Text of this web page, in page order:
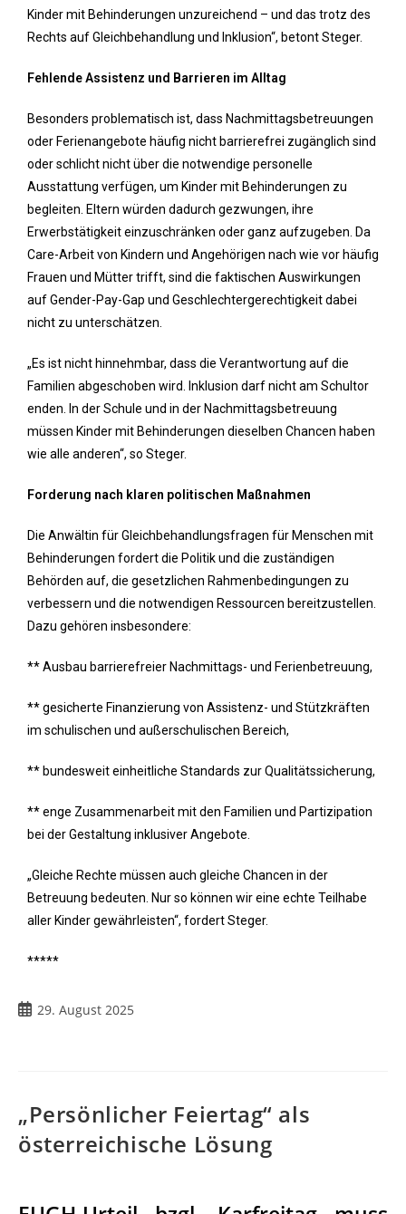
Kinder mit Behinderungen unzureichend – und das trotz des
Rechts auf Gleichbehandlung und Inklusion“, betont Steger.
Fehlende Assistenz und Barrieren im Alltag
Besonders problematisch ist, dass Nachmittagsbetreuungen
oder Ferienangebote häufig nicht barrierefrei zugänglich sind
oder schlicht nicht über die notwendige personelle
Ausstattung verfügen, um Kinder mit Behinderungen zu
begleiten. Eltern würden dadurch gezwungen, ihre
Erwerbstätigkeit einzuschränken oder ganz aufzugeben. Da
Care-Arbeit von Kindern und Angehörigen nach wie vor häufig
Frauen und Mütter trifft, sind die faktischen Auswirkungen
auf Gender-Pay-Gap und Geschlechtergerechtigkeit dabei
nicht zu unterschätzen.
„Es ist nicht hinnehmbar, dass die Verantwortung auf die
Familien abgeschoben wird. Inklusion darf nicht am Schultor
enden. In der Schule und in der Nachmittagsbetreuung
müssen Kinder mit Behinderungen dieselben Chancen haben
wie alle anderen“, so Steger.
Forderung nach klaren politischen Maßnahmen
Die Anwältin für Gleichbehandlungsfragen für Menschen mit
Behinderungen fordert die Politik und die zuständigen
Behörden auf, die gesetzlichen Rahmenbedingungen zu
verbessern und die notwendigen Ressourcen bereitzustellen.
Dazu gehören insbesondere:
** Ausbau barrierefreier Nachmittags- und Ferienbetreuung,
** gesicherte Finanzierung von Assistenz- und Stützkräften
im schulischen und außerschulischen Bereich,
** bundesweit einheitliche Standards zur Qualitätssicherung,
** enge Zusammenarbeit mit den Familien und Partizipation
bei der Gestaltung inklusiver Angebote.
„Gleiche Rechte müssen auch gleiche Chancen in der
Betreuung bedeuten. Nur so können wir eine echte Teilhabe
aller Kinder gewährleisten“, fordert Steger.
*****
29. August 2025
„Persönlicher Feiertag“ als
österreichische Lösung